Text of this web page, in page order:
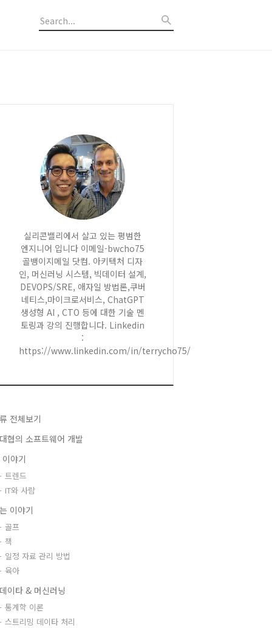
실리콘밸리에서 살고 있는 평범한
엔지니어 입니다 이메일-bwcho75
골뱅이지메일 닷컴. 아키텍처 디자
인, 머신러닝 시스템, 빅데이터 설계,
DEVOPS/SRE, 애자일 방법론,쿠버
네티스,마이크로서비스, ChatGPT
생성형 AI , CTO 등에 대한 기술 멘
토링과 강의 진행합니다. Linkedin
:
https://www.linkedin.com/in/terrycho75/
전체보기
협의 소프트웨어 개발
야기
트렌드
IT와 사람
이야기
골프
책
일정 자료 관리 방법
육아
이타 & 머신러닝
통계학 이론
스트리밍 데이타 처리